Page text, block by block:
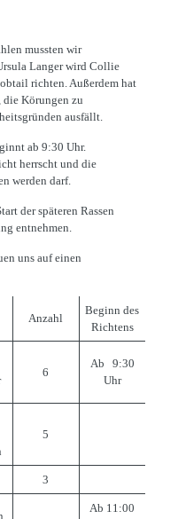
mussten wir
Langer wird Collie
richten. Außerdem hat
Körungen zu
ausfällt.
ab 9:30 Uhr.
herrscht und die
werden darf.
der späteren Rassen
entnehmen.
uns auf einen
Anzahl
Beginn des
Richtens
6
Ab 9:30
Uhr
5
3
Ab 11:00